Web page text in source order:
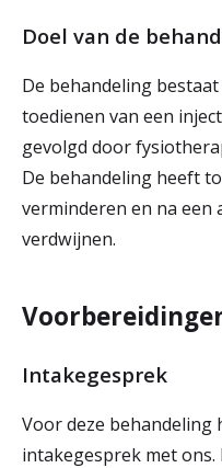
Doel van de
De behandeling
toedienen van een
gevolgd door
De behandeling heeft
verminderen en na een
verdwijnen.
Intakegesprek
Voor deze behandeling
intakegesprek met